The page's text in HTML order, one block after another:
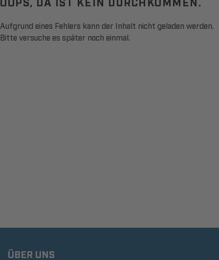
Aufgrund eines Fehlers kann der Inhalt nicht geladen werden.
Bitte versuche es später noch einmal.
ÜBER UNS